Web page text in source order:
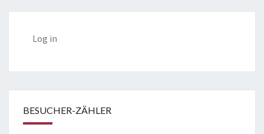
Log in
BESUCHER-ZÄHLER